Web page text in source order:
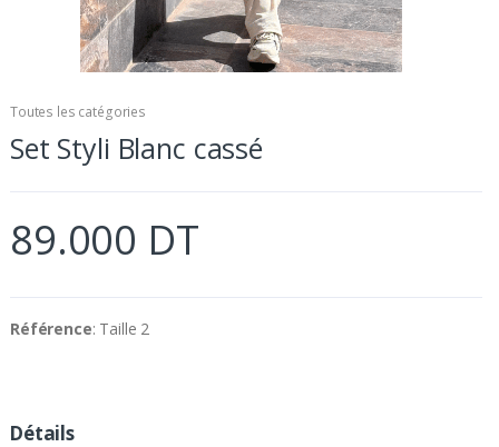
Toutes les catégories
Set Styli Blanc cassé
89.000 DT
Référence: Taille 2
Détails